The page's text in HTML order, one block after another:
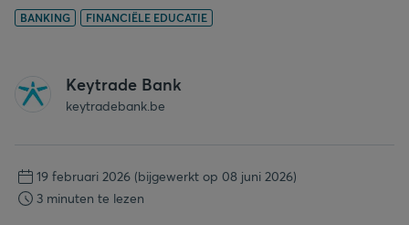
BANKING FINANCIËLE EDUCATIE
Keytrade Bank
keytradebank.be
19 februari 2026 (bijgewerkt op 08 juni 2026)
3 minuten te lezen